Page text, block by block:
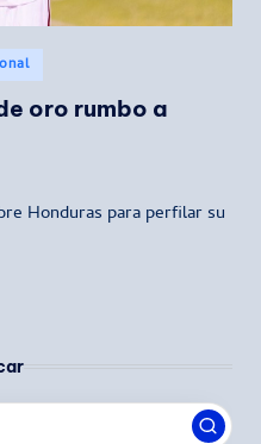
oro rumbo a
Honduras para perfilar su